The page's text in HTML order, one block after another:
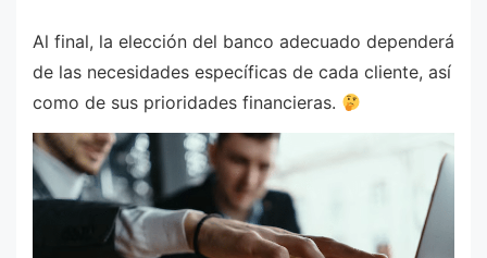
Al final, la elección del banco adecuado dependerá
de las necesidades específicas de cada cliente, así
como de sus prioridades financieras.